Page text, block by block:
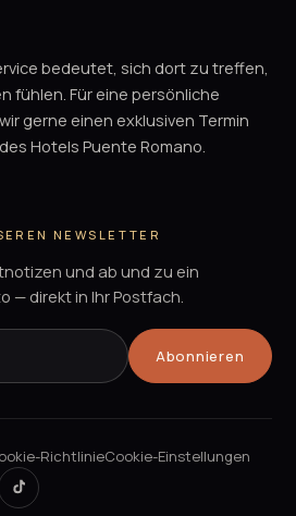
bedeutet, sich dort zu treffen,
fühlen. Für eine persönliche
gerne einen exklusiven Termin
Hotels Puente Romano.
NEWSLETTER
und ab und zu ein
— direkt in Ihr Postfach.
Abonnieren
RichtlinieCookie-Einstellungen